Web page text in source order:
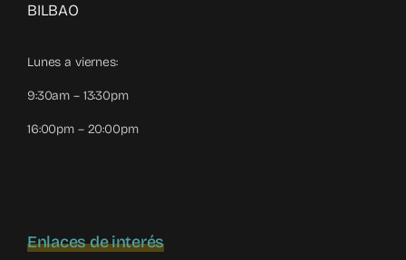
BILBAO
Lunes a viernes:
9:30am – 13:30pm
16:00pm – 20:00pm
Enlaces de interés